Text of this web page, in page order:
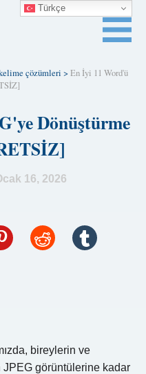
çözümleri >En İyi 11 Word'ü
Dönüştürme
16, 2026
bireylerin ve
görüntülerine kadar
Türkçe